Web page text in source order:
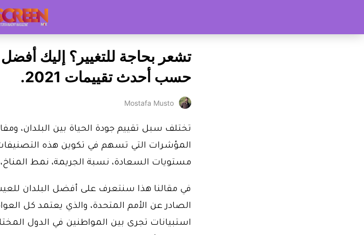
حسب أحدث تقييمات 2021.
Mostafa Musto
تختلف سبل تقييم جودة الحياة بين البلدان،
المؤشرات التي تسهم في تكوين هذه
مستويات السعادة، نسبة الجريمة، نمط
في مقالنا هذا سنتعرف على أفضل البلدان
الصادر عن الأمم المتحدة، والذي يعتمد كل
استبيانات تجرى بين المواطنين في الدول